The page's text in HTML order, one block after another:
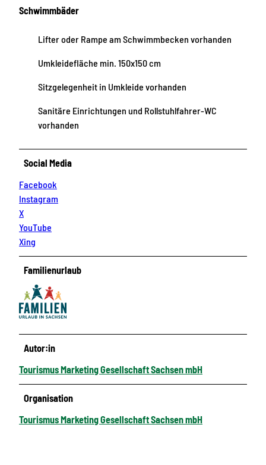
Schwimmbäder
Lifter oder Rampe am Schwimmbecken vorhanden
Umkleidefläche min. 150x150 cm
Sitzgelegenheit in Umkleide vorhanden
Sanitäre Einrichtungen und Rollstuhlfahrer-WC
vorhanden
Social Media
Facebook
Instagram
X
YouTube
Xing
Familienurlaub
Autor:in
Tourismus Marketing Gesellschaft Sachsen mbH
Organisation
Tourismus Marketing Gesellschaft Sachsen mbH